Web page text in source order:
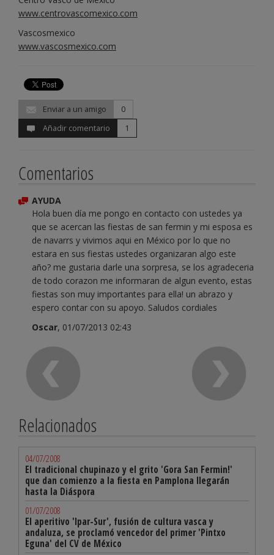
www.centrovascomexico.com
Vascosmexico
www.vascosmexico.com
Enviar a un amigo
0
Añadir comentario
1
Comentarios
AYUDA
Hola buen día me pongo en contacto con ustedes ya
que se acercan las fiestas de san fermin y mi esposa es
de navarrs y vivimos aqui en México por lo que no
estara en sus fiestas ustedes organizaran algo este
año? me gustaria darle una sorpresa, se los agradeceria
de todo corazon me informaran de algun evento, estas
fiestas son muy importantes para ella! un abrazo y
espero contar con su apoyo. Saludos cordiales
Oscar, 01/07/2013 02:43
Relacionados
04/07/2008
El tradicional chupinazo y el grito 'Gora San Fermin!'
que dan comienzo a la fiesta en Pamplona llegarán
hasta la Diáspora
01/07/2008
El aperitivo 'Ipar-Sur', fusión de cultura vasca y
andaluza, se proclamó vencedor del primer 'Pintxo
Eguna' del CV de México